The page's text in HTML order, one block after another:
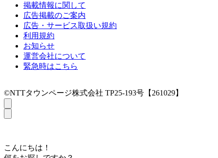
掲載情報に関して
広告掲載のご案内
広告・サービス取扱い規約
利用規約
お知らせ
運営会社について
緊急時はこちら
©NTTタウンページ株式会社 TP25-193号【261029】
こんにちは！